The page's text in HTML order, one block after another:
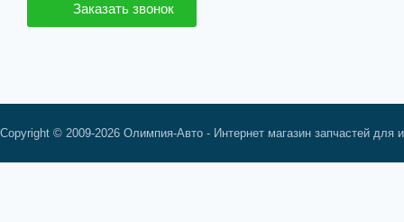
Заказать звонок
Copyright © 2009-2026 Олимпия-Авто - Интернет магазин запчастей для